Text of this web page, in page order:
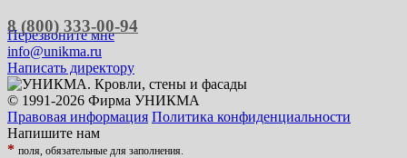
8 (800) 333-00-94
Перезвоните мне
info@unikma.ru
Написать директору
© 1991-2026 Фирма УНИКМА
Правовая информация Политика конфиденциальности
Напишите нам
* поля, обязательные для заполнения.